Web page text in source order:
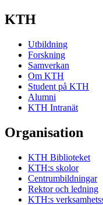
KTH
Utbildning
Forskning
Samverkan
Om KTH
Student på KTH
Alumni
KTH Intranät
Organisation
KTH Biblioteket
KTH:s skolor
Centrumbildningar
Rektor och ledning
KTH:s